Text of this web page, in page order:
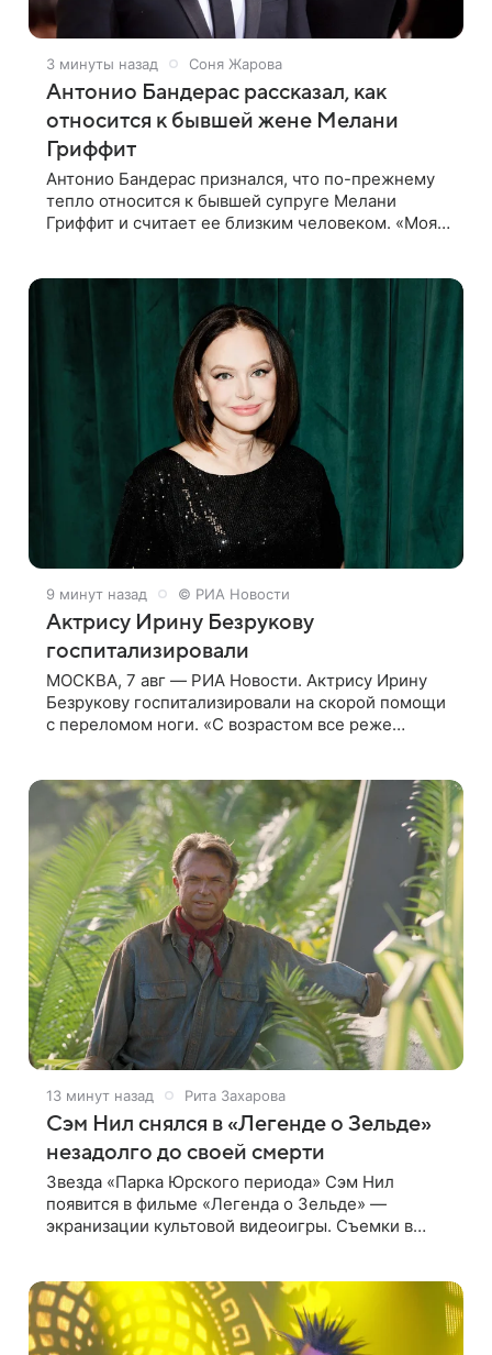
3 минуты назад Соня Жарова
Антонио Бандерас рассказал, как
относится к бывшей жене Мелани
Гриффит
Антонио Бандерас признался, что по-прежнему
тепло относится к бывшей супруге Мелани
Гриффит и считает ее близким человеком. «Моя
9 минут назад © РИА Новости
Актрису Ирину Безрукову
госпитализировали
МОСКВА, 7 авг — РИА Новости. Актрису Ирину
Безрукову госпитализировали на скорой помощи
с переломом ноги. «С возрастом все реже
13 минут назад Рита Захарова
Сэм Нил снялся в «Легенде о Зельде»
незадолго до своей смерти
Звезда «Парка Юрского периода» Сэм Нил
появится в фильме «Легенда о Зельде» —
экранизации культовой видеоигры. Съемки в
фильма